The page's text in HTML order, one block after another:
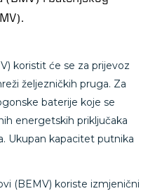
koristit će se za prijevoz
željezničkih pruga. Za
baterije koje se
energetskih priključaka
Ukupan kapacitet putnika
(BEMV) koriste izmjenični